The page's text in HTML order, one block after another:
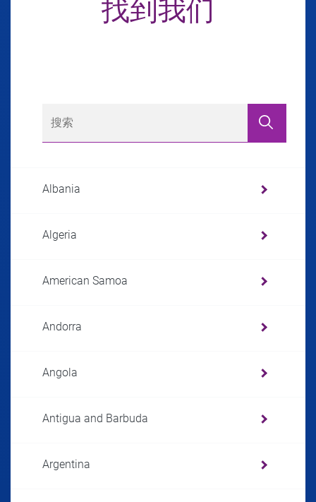
找到我们
Albania
Algeria
American Samoa
Andorra
Angola
Antigua and Barbuda
Argentina